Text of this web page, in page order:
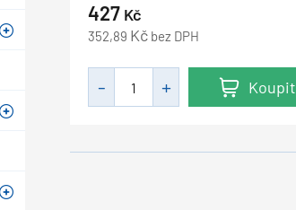
427 Kč
352,89 Kč bez DPH
Koupit